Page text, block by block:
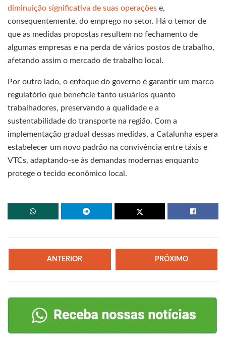
diminuição significativa de suas operações e,
consequentemente, do emprego no setor. Há o temor de
que as medidas propostas resultem no fechamento de
algumas empresas e na perda de vários postos de trabalho,
afetando assim o mercado de trabalho local.
Por outro lado, o enfoque do governo é garantir um marco
regulatório que beneficie tanto usuários quanto
trabalhadores, preservando a qualidade e a
sustentabilidade do transporte na região. Com a
implementação gradual dessas medidas, a Catalunha espera
estabelecer um novo padrão na convivência entre táxis e
VTCs, adaptando-se às demandas modernas enquanto
protege o tecido econômico local.
ANTERIOR PRÓXIMO